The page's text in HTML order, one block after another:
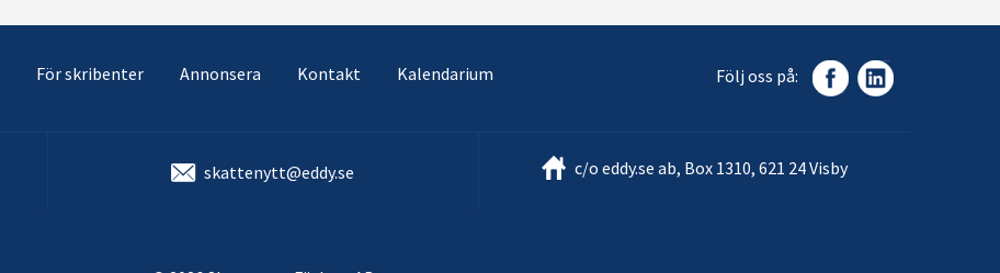
För skribenter Annonsera Kontakt Kalendarium Följ oss på:
skattenytt@eddy.se c/o eddy.se ab, Box 1310, 621 24 Visby